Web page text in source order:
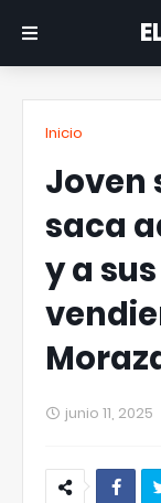
Inicio
Joven
saca
y a
junio 11, 2025